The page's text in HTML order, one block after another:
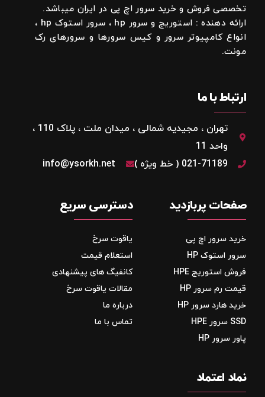
تخصصی فروش و خرید سرور اچ پی در ایران میباشد.
ارائه دهنده : استوریج و سرور hp ، سرور استوک hp ،
انواع کامپیوتر سرور و کیس سرورها و سرورهای رک
مونت.
ارتباط با ما
تهران ، مجیدیه شمالی ، میدان ملت ، پلاک 110 ،
واحد 11
021-71189 ( خط ویژه )
info@ysorkh.net
صفحات پربازدید
خرید سرور اچ پی
سرور استوک HP
فروش استوریج‌ HPE
قیمت رم سرور HP
خرید هارد سرور HP
SSD سرور HPE
پاور سرور HP
دسترسی سریع
یاقوت سرخ
استعلام قیمت
کانفیگ های پیشنهادی
مقالات یاقوت سرخ
درباره ما
تماس با ما
نماد اعتماد